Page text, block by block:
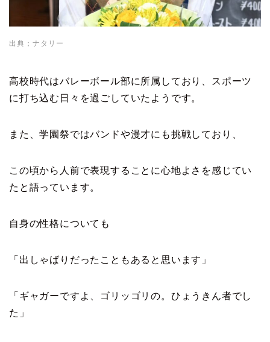
出典；ナタリー
高校時代はバレーボール部に所属しており、スポーツ
に打ち込む日々を過ごしていたようです。
また、学園祭ではバンドや漫才にも挑戦しており、
この頃から人前で表現することに心地よさを感じてい
たと語っています。
自身の性格についても
「出しゃばりだったこともあると思います」
「ギャガーですよ、ゴリッゴリの。ひょうきん者でし
た」